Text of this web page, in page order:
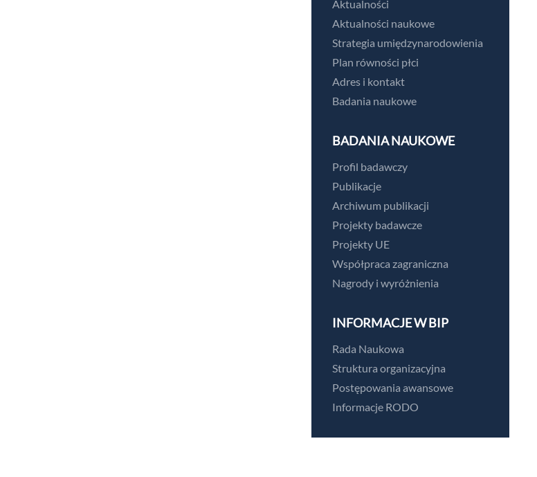
Aktualności
Aktualności naukowe
Strategia umiędzynarodowienia
Plan równości płci
Adres i kontakt
Badania naukowe
BADANIA NAUKOWE
Profil badawczy
Publikacje
Archiwum publikacji
Projekty badawcze
Projekty UE
Współpraca zagraniczna
Nagrody i wyróżnienia
INFORMACJE W BIP
Rada Naukowa
Struktura organizacyjna
Postępowania awansowe
Informacje RODO